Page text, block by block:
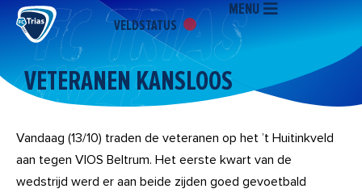
naar
inhoud
VELDSTATUS
MENU
VETERANEN KANSLOOS
Vandaag (13/10) traden de veteranen op het ’t Huitinkveld
aan tegen VIOS Beltrum. Het eerste kwart van de
wedstrijd werd er aan beide zijden goed gevoetbald